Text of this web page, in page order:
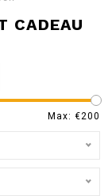
CADEAU
Max: €200